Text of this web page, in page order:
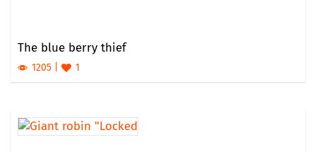
The blue berry thief
1205 1